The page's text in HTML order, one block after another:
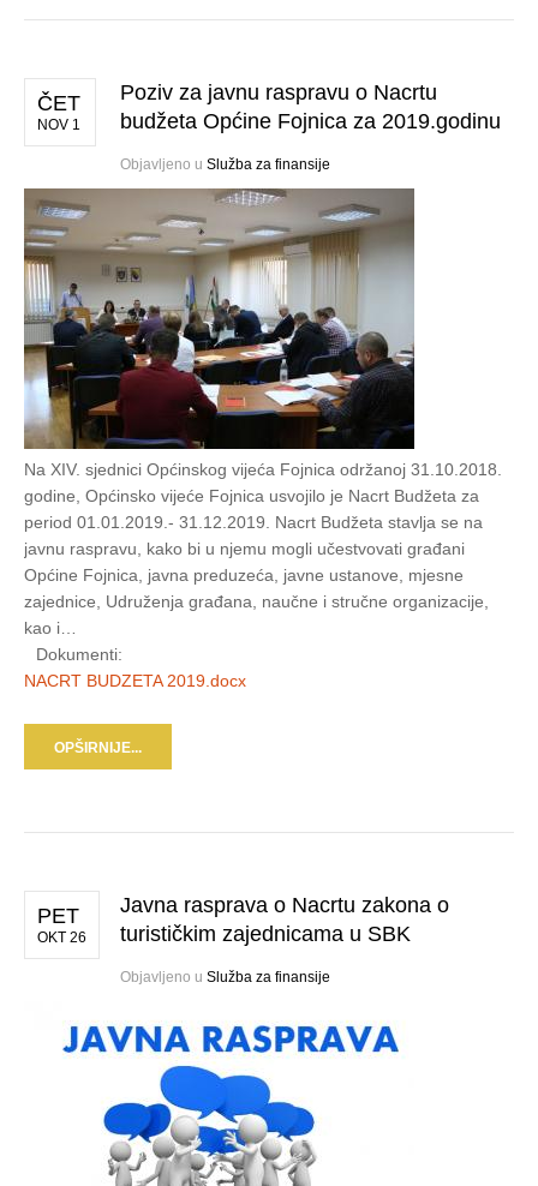
ČET
NOV 1
Poziv za javnu raspravu o Nacrtu
budžeta Općine Fojnica za 2019.godinu
Objavljeno u Služba za finansije
Na XIV. sjednici Općinskog vijeća Fojnica održanoj 31.10.2018.
godine, Općinsko vijeće Fojnica usvojilo je Nacrt Budžeta za
period 01.01.2019.- 31.12.2019. Nacrt Budžeta stavlja se na
javnu raspravu, kako bi u njemu mogli učestvovati građani
Općine Fojnica, javna preduzeća, javne ustanove, mjesne
zajednice, Udruženja građana, naučne i stručne organizacije,
kao i…
Dokumenti:
NACRT BUDZETA 2019.docx
OPŠIRNIJE...
PET
OKT 26
Javna rasprava o Nacrtu zakona o
turističkim zajednicama u SBK
Objavljeno u Služba za finansije